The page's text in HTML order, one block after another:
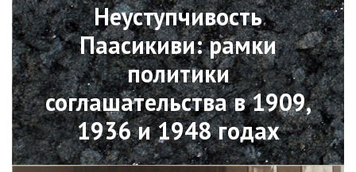
Неуступчивость
Паасикиви: рамки
политики
соглашательства в 1909,
1936 и 1948 годах